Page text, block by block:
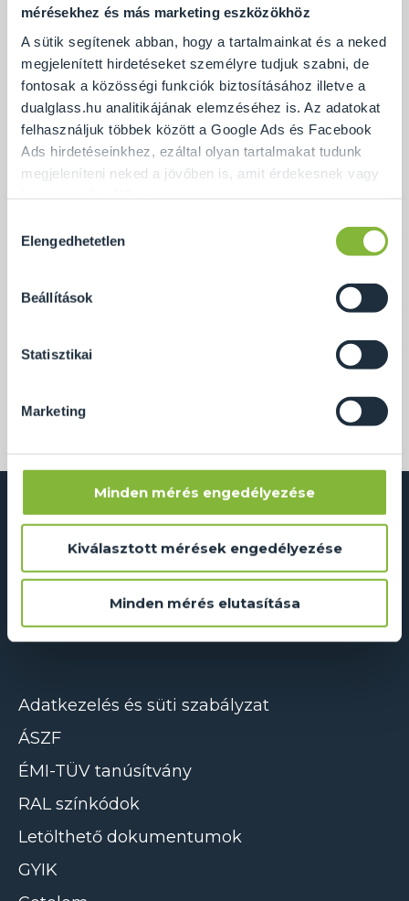
mérésekhez és más marketing eszközökhöz
A sütik segítenek abban, hogy a tartalmainkat és a neked
megjelenített hirdetéseket személyre tudjuk szabni, de
fontosak a közösségi funkciók biztosításához illetve a
dualglass.hu analitikájának elemzéséhez is. Az adatokat
felhasználjuk többek között a Google Ads és Facebook
Ads hirdetéseinkhez, ezáltal olyan tartalmakat tudunk
megjeleníteni neked a jövőben is, amit érdekesnek vagy
Ennek a biztosításához
arra kérünk, hogy engedd meg
Természetesen
soha semmilyen formában nem fogunk visszaélni ezzel
és később bármikor megváltoztathatod a döntésed ezzel
kiválasztása
Elengedhetetlen
Beállítások
Statisztikai
Marketing
Minden mérés engedélyezése
Kiválasztott mérések engedélyezése
Minden mérés elutasítása
A Budapesten készített kétrészes kádparaván a vevő
2241 Sülysáp, Ipar utca 14/A
info@dualglass.hu
+36 20 211 51 51
Adatkezelés és süti szabályzat
ÁSZF
ÉMI-TÜV tanúsítvány
RAL színkódok
Letölthető dokumentumok
GYIK